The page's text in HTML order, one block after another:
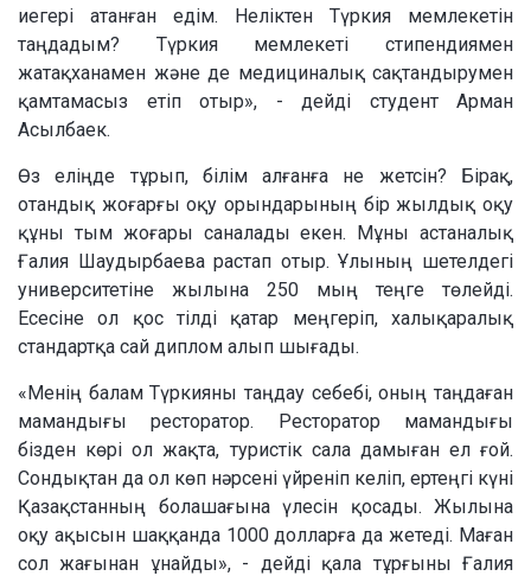
иегері атанған едім. Неліктен Түркия мемлекетін
таңдадым? Түркия мемлекеті стипендиямен
жатақханамен және де медициналық сақтандырумен
қамтамасыз етіп отыр», - дейді студент Арман
Асылбаек.
Өз еліңде тұрып, білім алғанға не жетсін? Бірақ,
отандық жоғарғы оқу орындарының бір жылдық оқу
құны тым жоғары саналады екен. Мұны астаналық
Ғалия Шаудырбаева растап отыр. Ұлының шетелдегі
университетіне жылына 250 мың теңге төлейді.
Есесіне ол қос тілді қатар меңгеріп, xалықаралық
стандартқа сай диплом алып шығады.
«Менің балам Түркияны таңдау себебі, оның таңдаған
мамандығы ресторатор. Ресторатор мамандығы
бізден көрі ол жақта, туристік сала дамыған ел ғой.
Сондықтан да ол көп нәрсені үйреніп келіп, ертеңгі күні
Қазақстанның болашағына үлесін қосады. Жылына
оқу ақысын шаққанда 1000 долларға да жетеді. Маған
сол жағынан ұнайды», - дейді қала тұрғыны Ғалия